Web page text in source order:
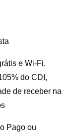
e Wi-Fi,
do CDI,
de receber na
Pago ou